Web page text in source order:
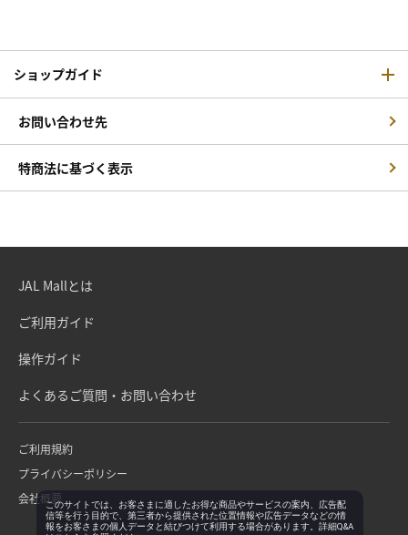
ショップガイド
お問い合わせ先
特商法に基づく表示
JAL Mallとは
ご利用ガイド
操作ガイド
よくあるご質問・お問い合わせ
ご利用規約
プライバシーポリシー
会社概要このサイトでは、お客さまに適したお得な商品やサービスの案内、広告配
信等を行う目的で、第三者から提供された位置情報や広告データなどの情
報をお客さまの個人データと結びつけて利用する場合があります。詳細Q&A